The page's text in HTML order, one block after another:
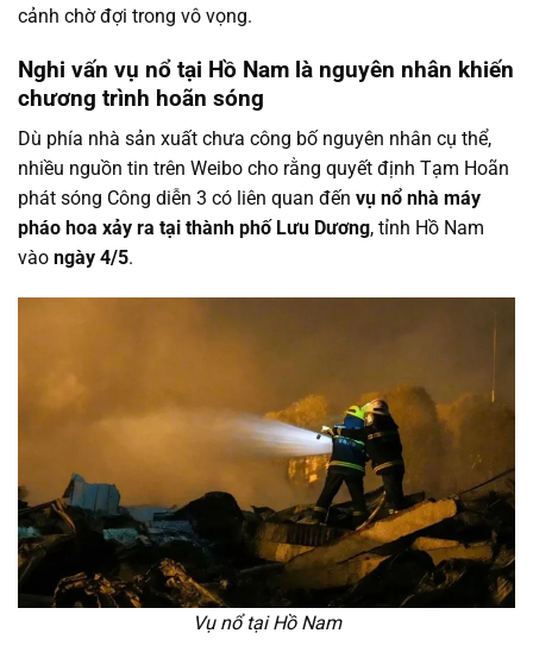
cảnh chờ đợi trong vô vọng.
Nghi vấn vụ nổ tại Hồ Nam là nguyên nhân khiến
chương trình hoãn sóng
Dù phía nhà sản xuất chưa công bố nguyên nhân cụ thể,
nhiều nguồn tin trên Weibo cho rằng quyết định Tạm Hoãn
phát sóng Công diễn 3 có liên quan đến vụ nổ nhà máy
pháo hoa xảy ra tại thành phố Lưu Dương, tỉnh Hồ Nam
vào ngày 4/5.
Vụ nổ tại Hồ Nam